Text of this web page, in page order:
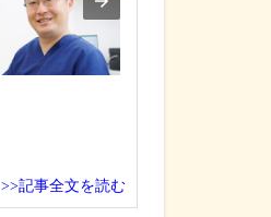
>>記事全文を読む